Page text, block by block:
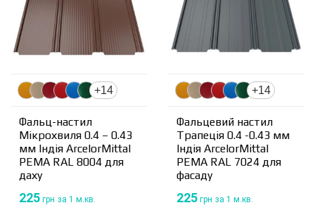
+14
Фальц-настил
Мікрохвиля 0.4 – 0.43
мм Індія ArcelorMittal
PEMA RAL 8004 для
даху
225 грн за 1 м.кв.
+14
Фальцевий настил
Трапеція 0.4 -0.43 мм
Індія ArcelorMittal
PEMA RAL 7024 для
фасаду
225 грн за 1 м.кв.